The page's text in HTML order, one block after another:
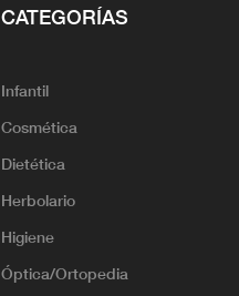
CATEGORÍAS
Infantil
Cosmética
Dietética
Herbolario
Higiene
Óptica/Ortopedia